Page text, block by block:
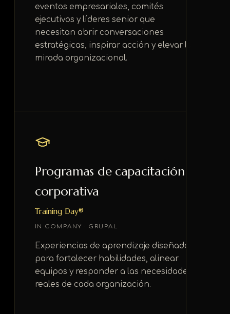
eventos empresariales, comités
ejecutivos y líderes senior que
necesitan abrir conversaciones
estratégicas, inspirar acción y elevar la
mirada organizacional.
Programas de capacitación
corporativa
Training Day®
IN COMPANY · GRUPAL
Experiencias de aprendizaje diseñadas
para fortalecer habilidades, alinear
equipos y responder a las necesidades
reales de cada organización.